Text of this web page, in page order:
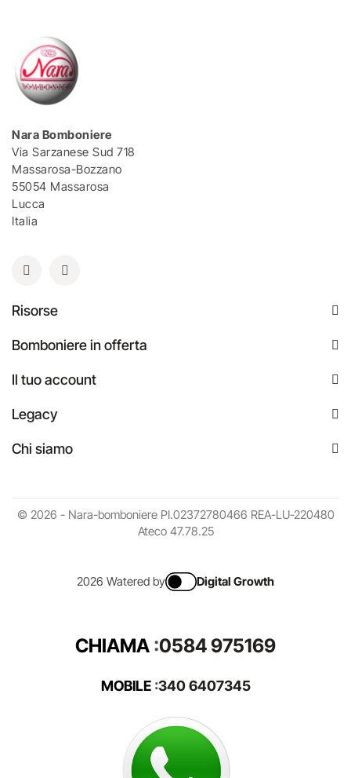
Nara Bomboniere
Via Sarzanese Sud 718
Massarosa-Bozzano
55054 Massarosa
Lucca
Italia
Risorse
Bomboniere in offerta
Il tuo account
Legacy
Chi siamo
© 2026 - Nara-bomboniere PI.02372780466 REA-LU-220480
Ateco 47.78.25
2026 Watered by Digital Growth
CHIAMA :0584 975169
MOBILE:340 6407345